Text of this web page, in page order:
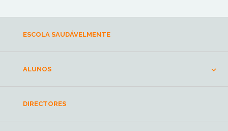
ESCOLA SAUDÁVELMENTE
ALUNOS
DIRECTORES